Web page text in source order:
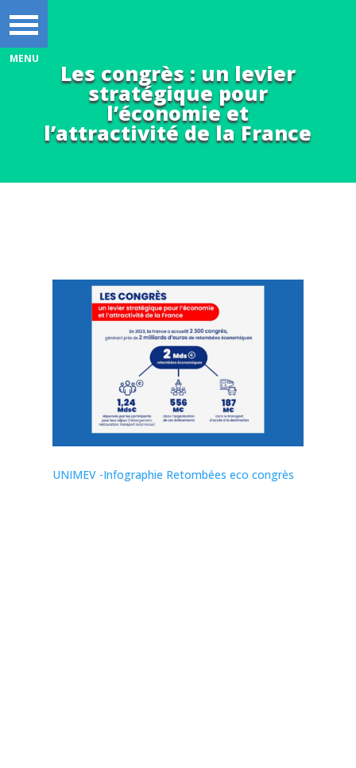
Les congrès : un levier
stratégique pour
l’économie et
l’attractivité de la France
UNIMEV -Infographie Retombées eco congrès